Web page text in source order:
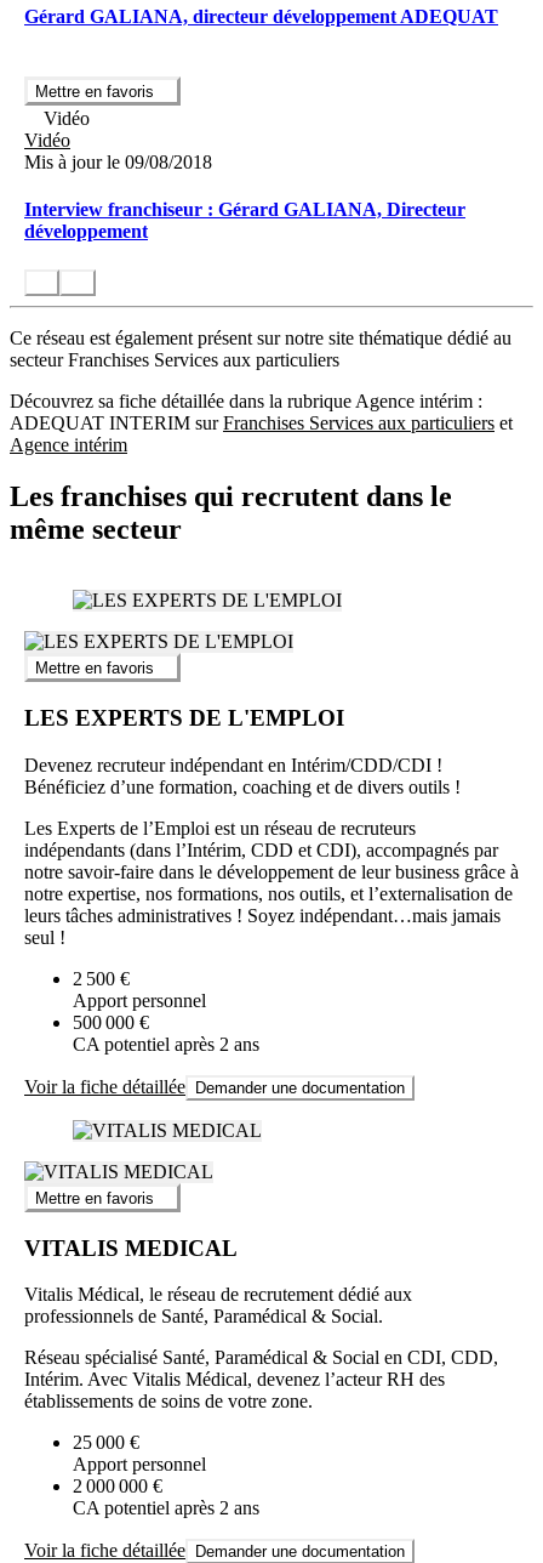
Gérard GALIANA, directeur développement ADEQUAT
Mettre en favoris
Vidéo
Vidéo
Mis à jour le 09/08/2018
Interview franchiseur : Gérard GALIANA, Directeur
développement
Ce réseau est également présent sur notre site thématique dédié au
secteur Franchises Services aux particuliers
Découvrez sa fiche détaillée dans la rubrique Agence intérim :
ADEQUAT INTERIM surFranchises Services aux particuliers et
Agence intérim
Les franchises qui recrutent dans le
même secteur
Mettre en favoris
LES EXPERTS DE L'EMPLOI
Devenez recruteur indépendant en Intérim/CDD/CDI !
Bénéficiez d’une formation, coaching et de divers outils !
Les Experts de l’Emploi est un réseau de recruteurs
indépendants (dans l’Intérim, CDD et CDI), accompagnés par
notre savoir-faire dans le développement de leur business grâce à
notre expertise, nos formations, nos outils, et l’externalisation de
leurs tâches administratives ! Soyez indépendant…mais jamais
seul !
2 500 €
Apport personnel
500 000 €
CA potentiel après 2 ans
Voir la fiche détaillée Demander une documentation
Mettre en favoris
VITALIS MEDICAL
Vitalis Médical, le réseau de recrutement dédié aux
professionnels de Santé, Paramédical & Social.
Réseau spécialisé Santé, Paramédical & Social en CDI, CDD,
Intérim. Avec Vitalis Médical, devenez l’acteur RH des
établissements de soins de votre zone.
25 000 €
Apport personnel
2 000 000 €
CA potentiel après 2 ans
Voir la fiche détaillée Demander une documentation